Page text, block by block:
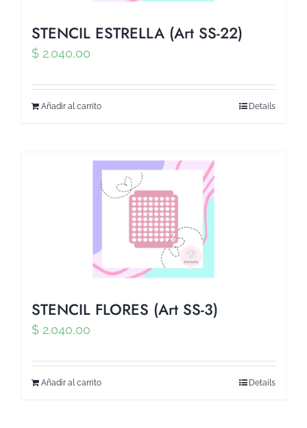
STENCIL ESTRELLA (Art SS-22)
$ 2.040,00
Añadir al carrito Details
STENCIL FLORES (Art SS-3)
$ 2.040,00
Añadir al carrito Details